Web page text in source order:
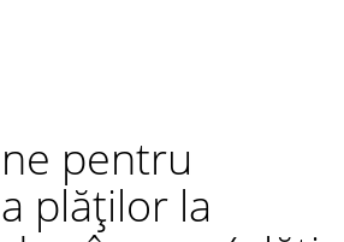
pentru
plăților la